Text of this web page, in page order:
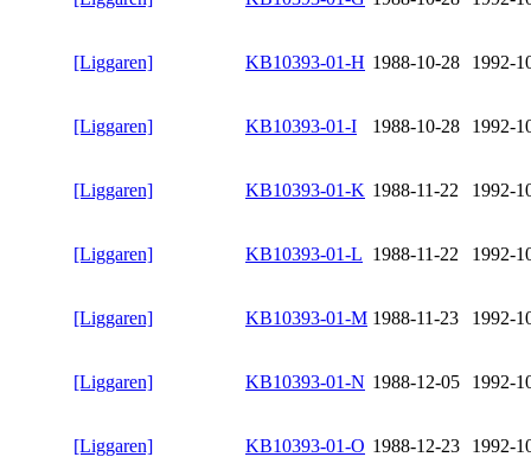
[Liggaren] KB10393-01-H 1988-10-28 1992-
[Liggaren] KB10393-01-I 1988-10-28 1992-
[Liggaren] KB10393-01-K 1988-11-22 1992-
[Liggaren] KB10393-01-L 1988-11-22 1992-
[Liggaren] KB10393-01-M 1988-11-23 1992-
[Liggaren] KB10393-01-N 1988-12-05 1992-
[Liggaren] KB10393-01-O 1988-12-23 1992-